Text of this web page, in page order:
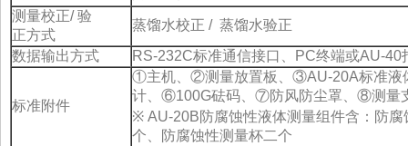
测量校正/ 验
正方式
蒸馏水校正 / 蒸馏水验正
数据输出方式
RS-232C标准通信接口、PC终端或AU-40
标准附件
①主机、②测量放置板、③AU-20A标准
计、⑥100G砝码、⑦防风防尘罩、⑧测量
※ AU-20B防腐蚀性液体测量组件含：防
个、防腐蚀性测量杯二个